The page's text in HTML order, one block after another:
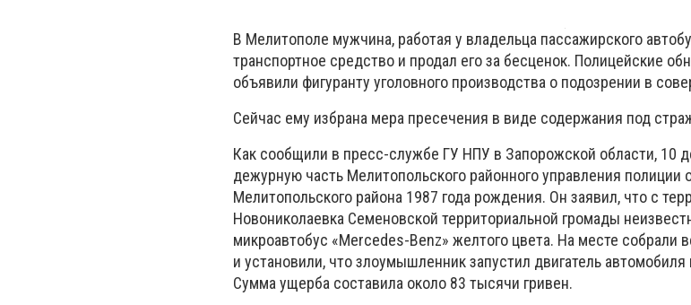
В Мелитополе мужчина, работая у владельца пассажирского
транспортное средство и продал его за бесценок. Полицейские
объявили фигуранту уголовного производства о подозрении в
Сейчас ему избрана мера пресечения в виде содержания под
Как сообщили в пресс-службе ГУ НПУ в Запорожской области, 10
дежурную часть Мелитопольского районного управления полиции
Мелитопольского района 1987 года рождения. Он заявил, что с
Новониколаевка Семеновской территориальной громады
микроавтобус «Mercedes-Benz» желтого цвета. На месте собрали
и установили, что злоумышленник запустил двигатель
Сумма ущерба составила около 83 тысячи гривен.